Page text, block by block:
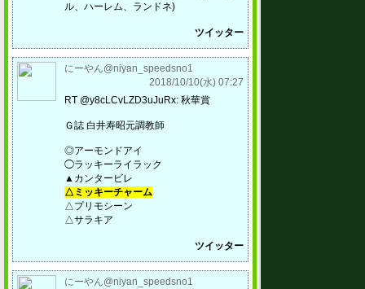
ル、ハーレム、ランドネ)
ツイッター
にーやん@niyan_speedsno1
2018/10/10(水) 07:27
RT @y8cLCvLZD3uJuRx: 秋華賞
Ｇ誌 白井寿昭元調教師
◎アーモンドアイ
◯ラッキーライラック
▲カンタービレ
△ミッキーチャーム
△プリモシーン
△サラキア
ツイッター
にーやん@niyan_speedsno1